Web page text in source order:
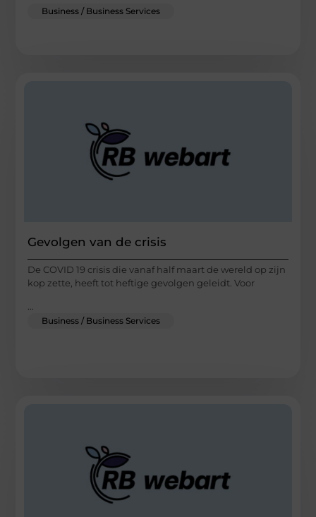
Business / Business Services
Gevolgen van de crisis
De COVID 19 crisis die vanaf half maart de wereld op zijn
kop zette, heeft tot heftige gevolgen geleidt. Voor
Business / Business Services